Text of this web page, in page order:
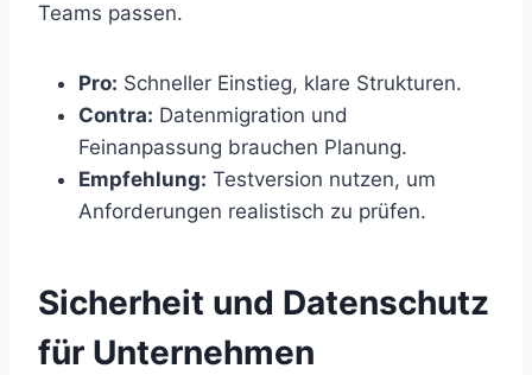
Teams passen.
Pro: Schneller Einstieg, klare Strukturen.
Contra: Datenmigration und
Feinanpassung brauchen Planung.
Empfehlung: Testversion nutzen, um
Anforderungen realistisch zu prüfen.
Sicherheit und Datenschutz
für Unternehmen